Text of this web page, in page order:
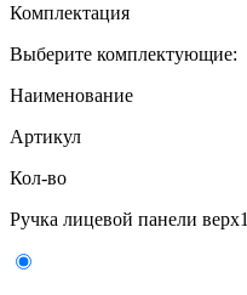
Комплектация
Выберите комплектующие:
Наименование
Артикул
Кол-во
Ручка лицевой панели верх1